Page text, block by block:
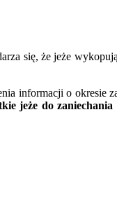
się, że jeże
informacji o okresie
jeże do